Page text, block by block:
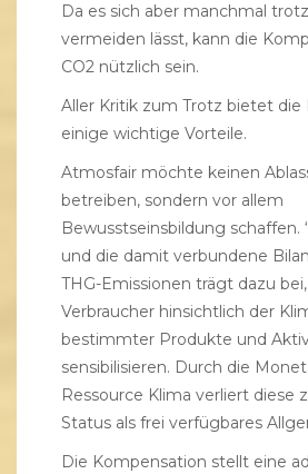
Da es sich aber manchmal
vermeiden lässt, kann die
CO2 nützlich sein.
Aller Kritik zum Trotz bietet die
einige wichtige Vorteile.
Atmosfair möchte keinen
betreiben, sondern vor allem
Bewusstseinsbildung schaffen.
und die damit verbundene
THG-Emissionen trägt dazu
Verbraucher hinsichtlich der
bestimmter Produkte und
sensibilisieren. Durch die
Ressource Klima verliert diese
Status als frei verfügbares
Die Kompensation stellt eine